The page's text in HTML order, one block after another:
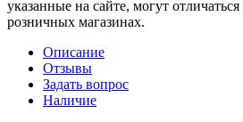
указанные на сайте, могут
розничных магазинах.
Описание
Отзывы
Задать вопрос
Наличие